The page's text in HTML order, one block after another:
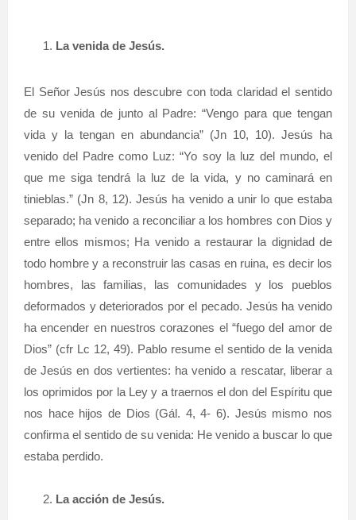
La venida de Jesús.
El Señor Jesús nos descubre con toda claridad el sentido
de su venida de junto al Padre: “Vengo para que tengan
vida y la tengan en abundancia” (Jn 10, 10). Jesús ha
venido del Padre como Luz: “Yo soy la luz del mundo, el
que me siga tendrá la luz de la vida, y no caminará en
tinieblas.” (Jn 8, 12). Jesús ha venido a unir lo que estaba
separado; ha venido a reconciliar a los hombres con Dios y
entre ellos mismos; Ha venido a restaurar la dignidad de
todo hombre y a reconstruir las casas en ruina, es decir los
hombres, las familias, las comunidades y los pueblos
deformados y deteriorados por el pecado. Jesús ha venido
ha encender en nuestros corazones el “fuego del amor de
Dios” (cfr Lc 12, 49). Pablo resume el sentido de la venida
de Jesús en dos vertientes: ha venido a rescatar, liberar a
los oprimidos por la Ley y a traernos el don del Espíritu que
nos hace hijos de Dios (Gál. 4, 4- 6). Jesús mismo nos
confirma el sentido de su venida: He venido a buscar lo que
estaba perdido.
La acción de Jesús.